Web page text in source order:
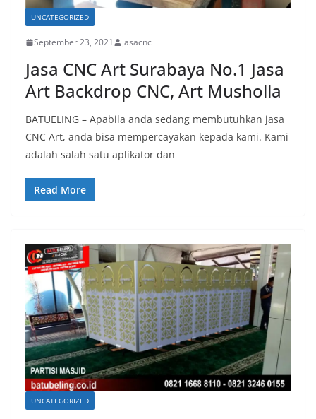
UNCATEGORIZED
September 23, 2021 jasacnc
Jasa CNC Art Surabaya No.1 Jasa
Art Backdrop CNC, Art Musholla
BATUELING – Apabila anda sedang membutuhkan jasa
CNC Art, anda bisa mempercayakan kepada kami. Kami
adalah salah satu aplikator dan
Read More
UNCATEGORIZED